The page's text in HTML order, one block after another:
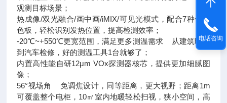
观测目标场景；
热成像/双光融合/画中画/iMIX/可见光模式，配合7种伪彩
色板，轻松识别发热位置，提高检测效率；
-20℃~+550℃更宽范围，满足更多测温需求 从建筑暖通
到汽车检修，好的测温工具1台就够了；
内置高性能自研12μm VOx探测器核芯，提供更加细腻图
像；
56°视场角 免调焦设计，同等距离，更大视野；距离1m
可覆盖整个电柜，10㎡室内地暖轻松扫视，狭小空间，高
电话咨询